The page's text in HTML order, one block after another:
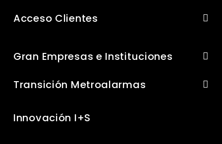
Acceso Clientes
Gran Empresas e Instituciones
Transición Metroalarmas
Innovación I+S